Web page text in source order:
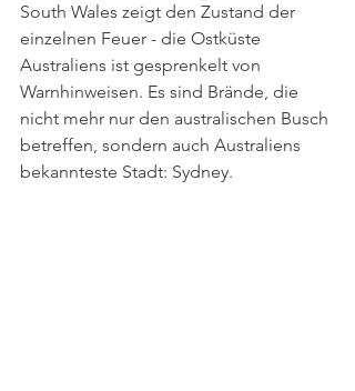
South Wales zeigt den Zustand der
einzelnen Feuer - die Ostküste
Australiens ist gesprenkelt von
Warnhinweisen. Es sind Brände, die
nicht mehr nur den australischen Busch
betreffen, sondern auch Australiens
bekannteste Stadt: Sydney.